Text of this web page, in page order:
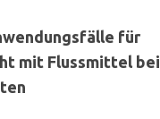
für
mit Flussmittel bei